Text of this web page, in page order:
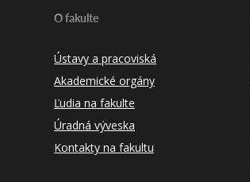
O fakulte
Ústavy a pracoviská
Akademické orgány
Ľudia na fakulte
Úradná výveska
Kontakty na fakultu